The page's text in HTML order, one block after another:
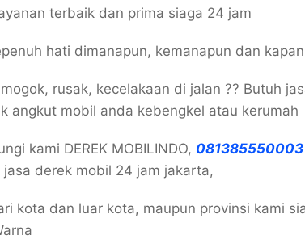
terbaik dan prima siaga 24 jam
hati dimanapun, kemanapun dan
rusak, kecelakaan di jalan ?? Butuh
angkut mobil anda kebengkel atau kerumah
kami DEREK MOBILINDO, 081385550003
jasa derek mobil 24 jam jakarta,
kota dan luar kota, maupun provinsi kami